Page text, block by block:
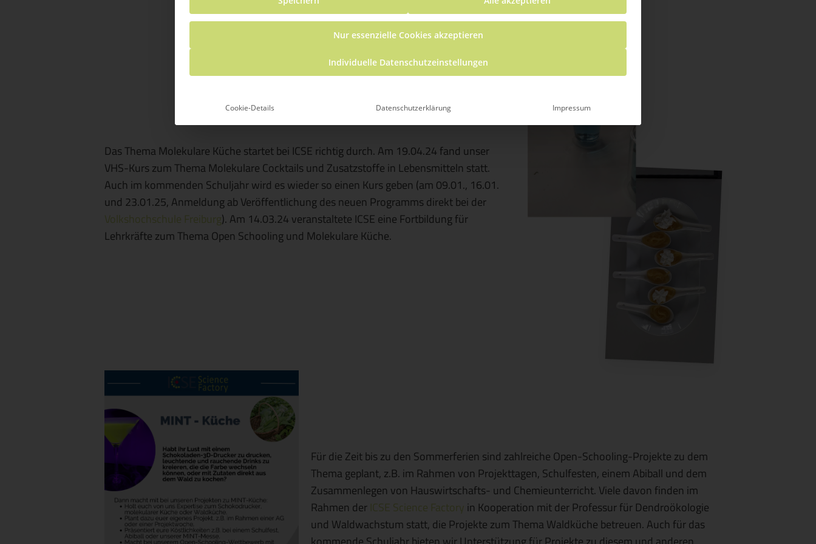
Rahel Brugger
Das Thema Molekulare Küche startet bei ICSE richtig durch. Am 19.04.24 fand unser
VHS-Kurs zum Thema Molekulare Cocktails und Zusatzstoffe in Lebensmitteln statt.
Auch im kommenden Schuljahr wird es wieder so einen Kurs geben (am 09.01., 16.01.
und 23.01.25, Anmeldung ab Veröffentlichung des neuen Programms direkt bei der
Volkshochschule Freiburg). Am 14.03.24 veranstaltete ICSE eine Fortbildung für
Lehrkräfte zum Thema Open Schooling und Molekulare Küche.
Für die Zeit bis zu den Sommerferien sind zahlreiche Open-Schooling-Projekte zu dem
Thema geplant, z.B. im Rahmen von Projekttagen, Schulfesten, einem Abiball und dem
Zusammenlegen von Hauswirtschafts- und Chemieunterricht. Viele davon finden im
Rahmen der ICSE Science Factory in Kooperation mit der Professur für Dendroökologie
und Waldwachstum statt, die Projekte zum Thema Waldküche betreuen. Auch für das
Nur essenzielle Cookies akzeptieren
Individuelle Datenschutzeinstellungen
Cookie-Details Datenschutzerklärung Impressum